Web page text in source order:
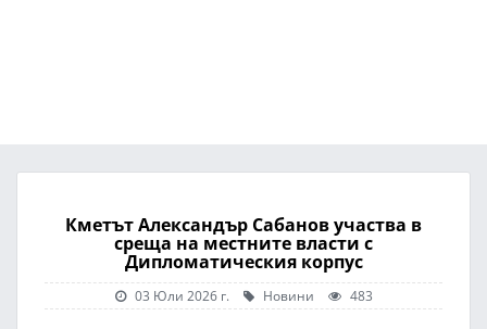
Кметът Александър Сабанов участва в
среща на местните власти с
Дипломатическия корпус
03 Юли 2026 г. Новини 483